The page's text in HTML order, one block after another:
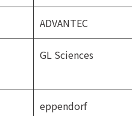
ADVANTEC
GL Sciences
eppendorf